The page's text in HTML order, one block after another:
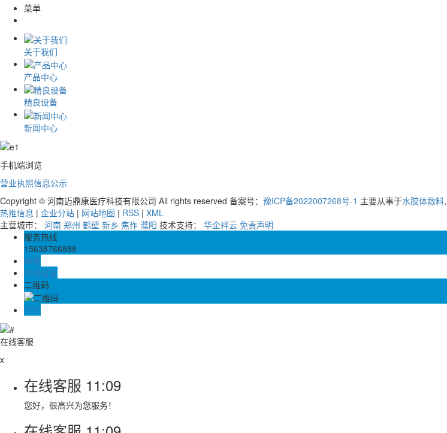
菜单
关于我们
产品中心
精良设备
新闻中心
手机端浏览
营业执照信息公示
Copyright © 河南迈鼎康医疗科技有限公司 All rights reserved 备案号： 豫ICP备2022007268号-1 主要从事于水胶体敷料,
热推信息 | 企业分站 | 网站地图 | RSS | XML
主营城市： 河南 郑州 鹤壁 新乡 焦作 濮阳 技术支持： 华企祥云 免责声明
服务热线
15638766888
邮箱
在线留言
二维码
TOP
在线客服
x
在线客服 11:09
您好，很高兴为您服务！